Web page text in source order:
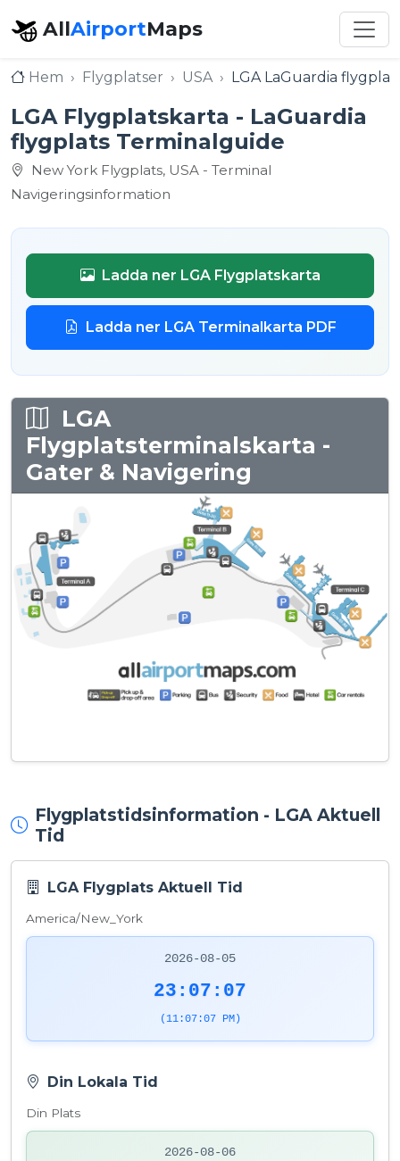
AllAirportMaps
Hem Flygplatser USA LGA LaGuardia
LGA Flygplatskarta - LaGuardia
flygplats Terminalguide
New York Flygplats, USA - Terminal
Navigeringsinformation
Ladda ner LGA Flygplatskarta
Ladda ner LGA Terminalkarta PDF
LGA
Flygplatsterminalskarta -
Gater & Navigering
Flygplatstidsinformation - LGA Aktuell
Tid
LGA Flygplats Aktuell Tid
America/New_York
2026-08-05
23:07:07
(11:07:07 PM)
Din Lokala Tid
Din Plats
2026-08-06